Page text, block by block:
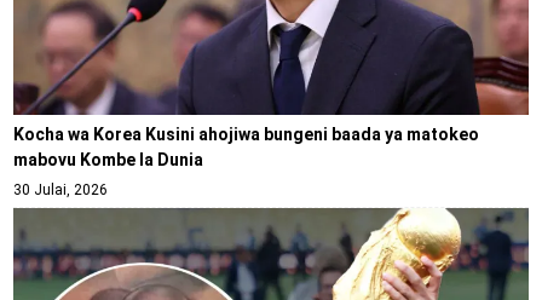
Kocha wa Korea Kusini ahojiwa bungeni baada ya matokeo
mabovu Kombe la Dunia
30 Julai, 2026